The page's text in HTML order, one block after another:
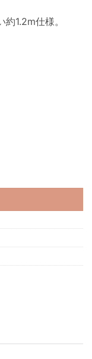
1.2m仕様。
ーブル U111-TTシリ